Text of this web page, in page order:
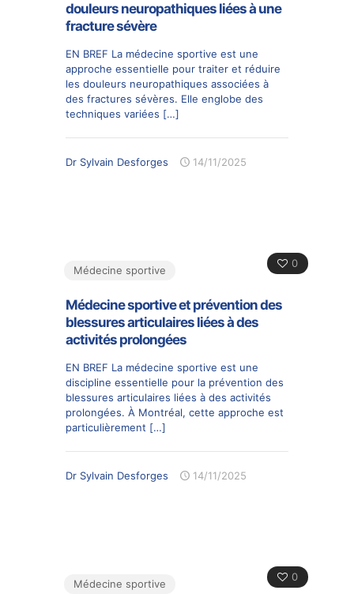
douleurs neuropathiques liées à une
fracture sévère
EN BREF La médecine sportive est une
approche essentielle pour traiter et réduire
les douleurs neuropathiques associées à
des fractures sévères. Elle englobe des
techniques variées […]
Dr Sylvain Desforges 14/11/2025
0
Médecine sportive
Médecine sportive et prévention des
blessures articulaires liées à des
activités prolongées
EN BREF La médecine sportive est une
discipline essentielle pour la prévention des
blessures articulaires liées à des activités
prolongées. À Montréal, cette approche est
particulièrement […]
Dr Sylvain Desforges 14/11/2025
0
Médecine sportive